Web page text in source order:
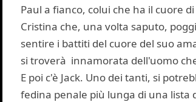
Paul a fianco, colui che ha il cuore
Cristina che, una volta saputo,
sentire i battiti del cuore del suo
si troverà innamorata dell'uomo
E poi c'è Jack. Uno dei tanti, si
fedina penale più lunga di una lista